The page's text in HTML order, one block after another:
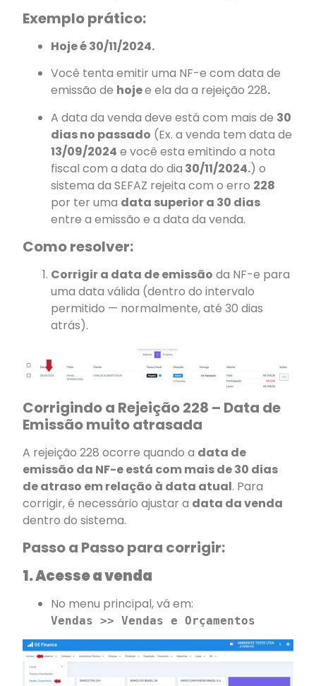
Exemplo prático:
Hoje é 30/11/2024.
Você tenta emitir uma NF-e com data de
emissão de hojee ela da a rejeição 228.
A data da venda deve está com mais de 30
dias no passado (Ex. a venda tem data de
13/09/2024 e você esta emitindo a nota
fiscal com a data do dia 30/11/2024.) o
sistema da SEFAZ rejeita com o erro 228
por ter uma data superior a 30 dias
entre a emissão e a data da venda.
Como resolver:
Corrigir a data de emissão da NF-e para
uma data válida (dentro do intervalo
permitido — normalmente, até 30 dias
atrás).
Corrigindo a Rejeição 228 – Data de
Emissão muito atrasada
A rejeição 228 ocorre quando a data de
emissão da NF-e está com mais de 30 dias
de atraso em relação à data atual. Para
corrigir, é necessário ajustar a data da venda
dentro do sistema.
Passo a Passo para corrigir:
1. Acesse a venda
No menu principal, vá em:
Vendas >> Vendas e Orçamentos